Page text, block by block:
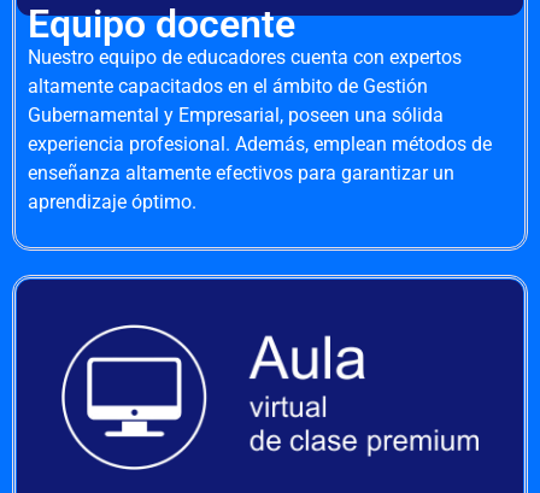
Equipo docente
Nuestro equipo de educadores cuenta con expertos
altamente capacitados en el ámbito de Gestión
Gubernamental y Empresarial, poseen una sólida
experiencia profesional. Además, emplean métodos de
enseñanza altamente efectivos para garantizar un
aprendizaje óptimo.